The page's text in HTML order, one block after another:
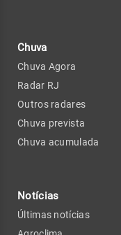
Chuva
Chuva Agora
Radar RJ
Outros radares
Chuva prevista
Chuva acumulada
Notícias
Últimas notícias